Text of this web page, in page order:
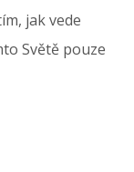
jak vede
Světě pouze